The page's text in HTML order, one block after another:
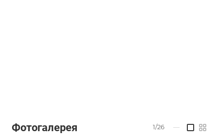
Фотогалерея 1/26 —